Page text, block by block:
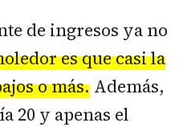
de ingresos ya no
es que casi la
o más.Además,
20 y apenas el